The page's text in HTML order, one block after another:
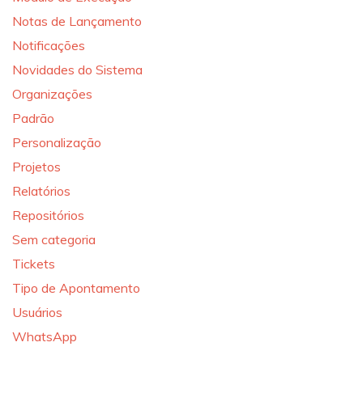
Notas de Lançamento
Notificações
Novidades do Sistema
Organizações
Padrão
Personalização
Projetos
Relatórios
Repositórios
Sem categoria
Tickets
Tipo de Apontamento
Usuários
WhatsApp